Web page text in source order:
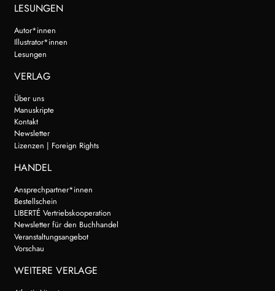
LESUNGEN
Autor*innen
Illustrator*innen
Lesungen
VERLAG
Über uns
Manuskripte
Kontakt
Newsletter
Lizenzen | Foreign Rights
HANDEL
Ansprechpartner*innen
Bestellschein
LIBERTÉ Vertriebskooperation
Newsletter für den Buchhandel
Veranstaltungsangebot
Vorschau
WEITERE VERLAGE